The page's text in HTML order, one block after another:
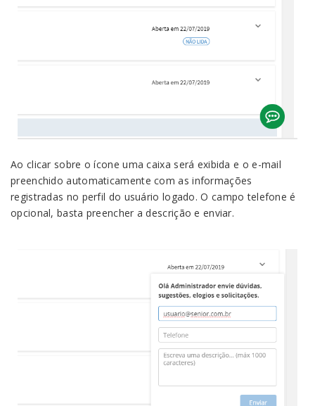
Ao clicar sobre o ícone uma caixa será exibida e o e-mail
preenchido automaticamente com as informações
registradas no perfil do usuário logado. O campo telefone é
opcional, basta preencher a descrição e enviar.